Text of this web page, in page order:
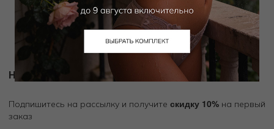
В корзину
Новости и акции
Подпишитесь на рассылку и получите скидку 10% на первый
заказ